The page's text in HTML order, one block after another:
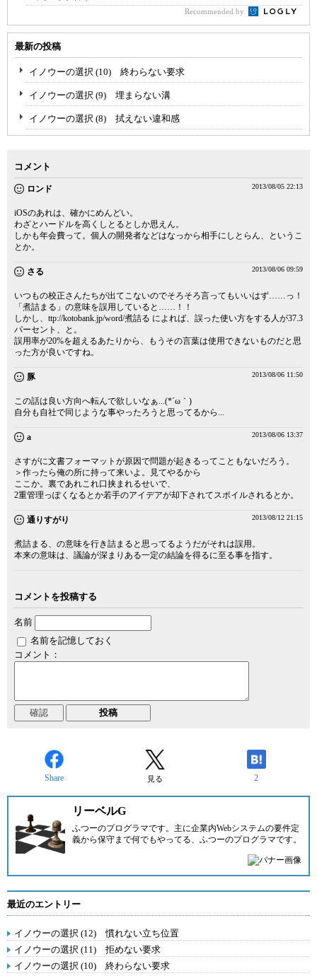
Recommended by
最新の投稿
イノウーの選択 (10) 終わらない要求
イノウーの選択 (9) 埋まらない溝
イノウーの選択 (8) 拭えない違和感
コメント
ロンド 2013/08/05 22:13
iOSのあれは、確かにめんどい。
わざとハードルを高くしとるとしか思えん。
しかも年会費って。個人の開発者などはなっから相手にしとらん、というこ
とか。
さる 2013/08/06 09:59
いつもの校正さんたちが出てこないのでそろそろ言ってもいいはず……っ！
「煮詰まる」の意味を誤用していると……！！
しかし、ttp://kotobank.jp/word/煮詰る によれば、誤った使い方をする人が37.3
パーセント、と。
誤用率が20%を超えるあたりから、もうその言葉は使用できないものだと思
った方が良いですね。
豚 2013/08/06 11:50
この話は良い方向へ転んで欲しいなぁ...(*´ω｀)
自分も自社で同じような事やったろうと思ってるから...
a 2013/08/06 13:37
さすがに文書フォーマットが原因で問題が起きるってこともないだろう。
＞作ったら俺の所に持って来いよ。見てやるから
ここか。裏であれこれ口挟まれるせいで、
2重管理っぽくなるとか若手のアイデアが却下されてスポイルされるとか。
通りすがり 2013/08/12 21:15
煮詰まる、の意味を行き詰まると思ってるようだがそれは誤用。
本来の意味は、議論が深まりある一定の結論を得るに至る事を指す。
コメントを投稿する
名前
名前を記憶しておく
コメント：
Share 見る 2
リーベルG
ふつーのプログラマです。主に企業内Webシステムの要件定
義から保守まで何でもやってる、ふつーのプログラマです。
最近のエントリー
イノウーの選択 (12) 慣れない立ち位置
イノウーの選択 (11) 拒めない要求
イノウーの選択 (10) 終わらない要求